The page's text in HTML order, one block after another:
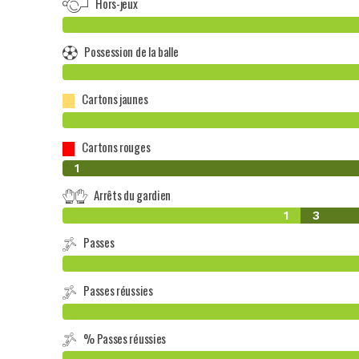
Possession de la balle
Cartons jaunes
Cartons rouges
0
1
Arrêts du gardien
1 3
Passes
Passes réussies
% Passes réussies